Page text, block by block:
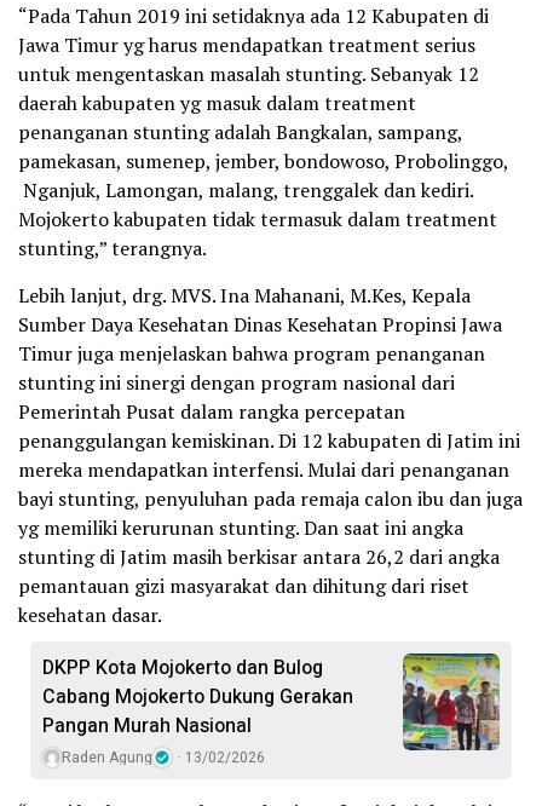
“Pada Tahun 2019 ini setidaknya ada 12 Kabupaten di
Jawa Timur yg harus mendapatkan treatment serius
untuk mengentaskan masalah stunting. Sebanyak 12
daerah kabupaten yg masuk dalam treatment
penanganan stunting adalah Bangkalan, sampang,
pamekasan, sumenep, jember, bondowoso, Probolinggo,
Nganjuk, Lamongan, malang, trenggalek dan kediri.
Mojokerto kabupaten tidak termasuk dalam treatment
stunting,” terangnya.
Lebih lanjut, drg. MVS. Ina Mahanani, M.Kes, Kepala
Sumber Daya Kesehatan Dinas Kesehatan Propinsi Jawa
Timur juga menjelaskan bahwa program penanganan
stunting ini sinergi dengan program nasional dari
Pemerintah Pusat dalam rangka percepatan
penanggulangan kemiskinan. Di 12 kabupaten di Jatim ini
mereka mendapatkan interfensi. Mulai dari penanganan
bayi stunting, penyuluhan pada remaja calon ibu dan juga
yg memiliki kerurunan stunting. Dan saat ini angka
stunting di Jatim masih berkisar antara 26,2 dari angka
pemantauan gizi masyarakat dan dihitung dari riset
kesehatan dasar.
DKPP Kota Mojokerto dan Bulog
Cabang Mojokerto Dukung Gerakan
Pangan Murah Nasional
Raden Agung 13/02/2026